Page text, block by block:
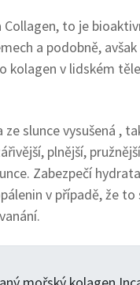
to je
a podobně,
kolagen v lidském
slunce vysušená ,
plnější,
Zabezpečí
v případě, že